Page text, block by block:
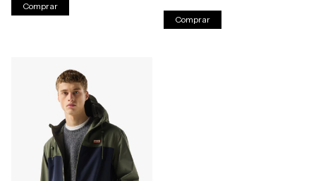
Comprar
Comprar